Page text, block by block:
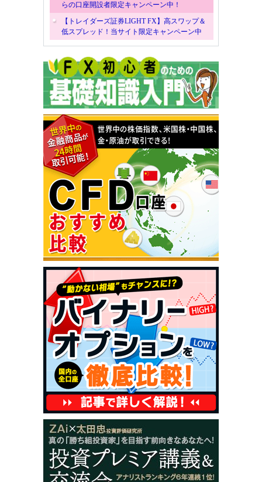
らの口座開設者限定キャンペーン中！
【トレイダーズ証券LIGHT FX】高スワップ＆
低スプレッド！当サイト限定キャンペーン中